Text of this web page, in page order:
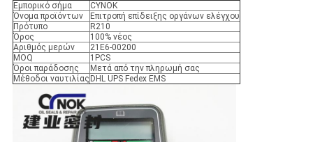
Εμπορικό σήμα
CYNOK
Όνομα προϊόντων
Επιτροπή επίδειξης οργάνων ελέγχου
Πρότυπο
R210
Όρος
100% νέος
Αριθμός μερών
21E6-00200
MOQ
1PCS
Όροι παράδοσης
Μετά από την πληρωμή σας
Μέθοδοι ναυτιλίας DHL UPS Fedex EMS